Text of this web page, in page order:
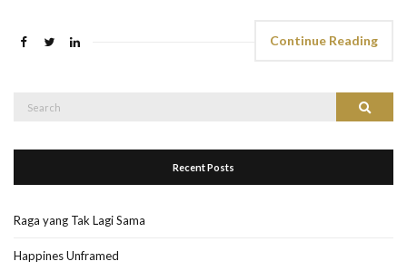
Continue Reading
Search
Search
Recent Posts
Raga yang Tak Lagi Sama
Happines Unframed